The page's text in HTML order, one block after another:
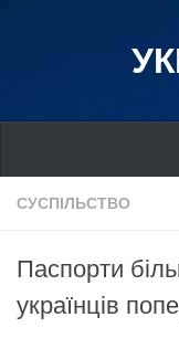
Україна
Дніпро
Львів
СУСПІЛЬСТВО
Паспорти
українців